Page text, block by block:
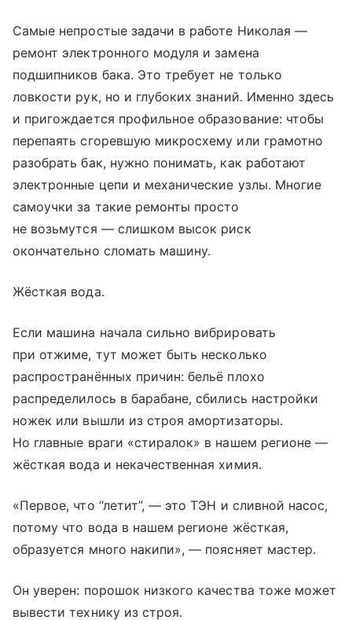
Самые непростые задачи в работе Николая —
ремонт электронного модуля и замена
подшипников бака. Это требует не только
ловкости рук, но и глубоких знаний. Именно здесь
и пригождается профильное образование: чтобы
перепаять сгоревшую микросхему или грамотно
разобрать бак, нужно понимать, как работают
электронные цепи и механические узлы. Многие
самоучки за такие ремонты прос­то
не возьмутся — слишком высок риск
окончательно сломать машину.
Жёсткая вода.
Если машина начала сильно вибрировать
при отжиме, тут может быть несколько
распространённых причин: бельё плохо
распределилось в барабане, сбились настройки
ножек или вышли из строя амортизаторы.
Но главные враги «стиралок» в нашем регионе —
жёсткая вода и некачественная химия.
«Первое, что “летит”, — это ТЭН и сливной насос,
потому что вода в нашем регионе жёсткая,
образуется много накипи», — поясняет мастер.
Он уверен: порошок низкого качества тоже может
вывести технику из строя.